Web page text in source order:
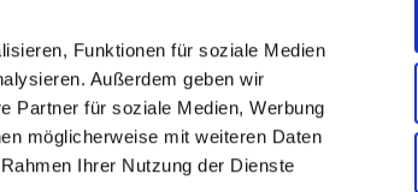
Funktionen für soziale Medien
Außerdem geben wir
Partner für soziale Medien, Werbung
möglicherweise mit weiteren Daten
Ihrer Nutzung der Dienste